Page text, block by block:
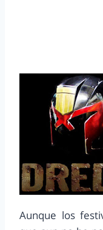
Aunque los